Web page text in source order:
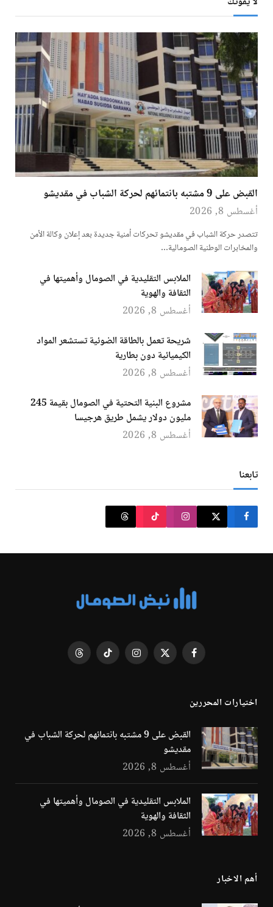
القبض على 9 مشتبه بانتمائهم لحركة الشباب في مقديشو
أغسطس 8, 2026
تتصدر حركة الشباب في مقديشو تحركات أمنية جديدة بعد إعلان وكالة الأمن
والمخابرات الوطنية الصومالية…
الملابس التقليدية في الصومال وأهميتها في
الثقافة والهوية
أغسطس 8, 2026
شريحة تعمل بالطاقة الضوئية تستشعر المواد
الكيميائية دون بطارية
أغسطس 8, 2026
مشروع البنية التحتية في الصومال بقيمة 245
مليون دولار يشمل طريق هرجيسا
أغسطس 8, 2026
تابعنا
فيسبوك X
الانستغرامتيكتوك Threads
اختيارات المحررين
القبض على 9 مشتبه بانتمائهم لحركة الشباب في
مقديشو
أغسطس 8, 2026
الملابس التقليدية في الصومال وأهميتها في
الثقافة والهوية
أغسطس 8, 2026
أهم الاخبار